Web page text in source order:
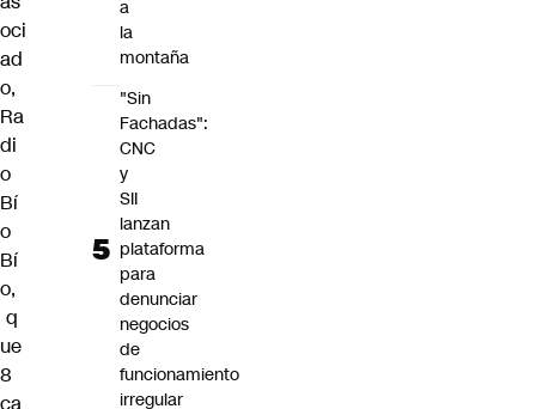
oci
ad
o,
Ra
di
o
Bí
o
Bí
o,
q
ue
8
ca
a
la
montaña
"Sin
Fachadas":
CNC
y
SII
lanzan
plataforma
para
denunciar
negocios
de
funcionamiento
irregular